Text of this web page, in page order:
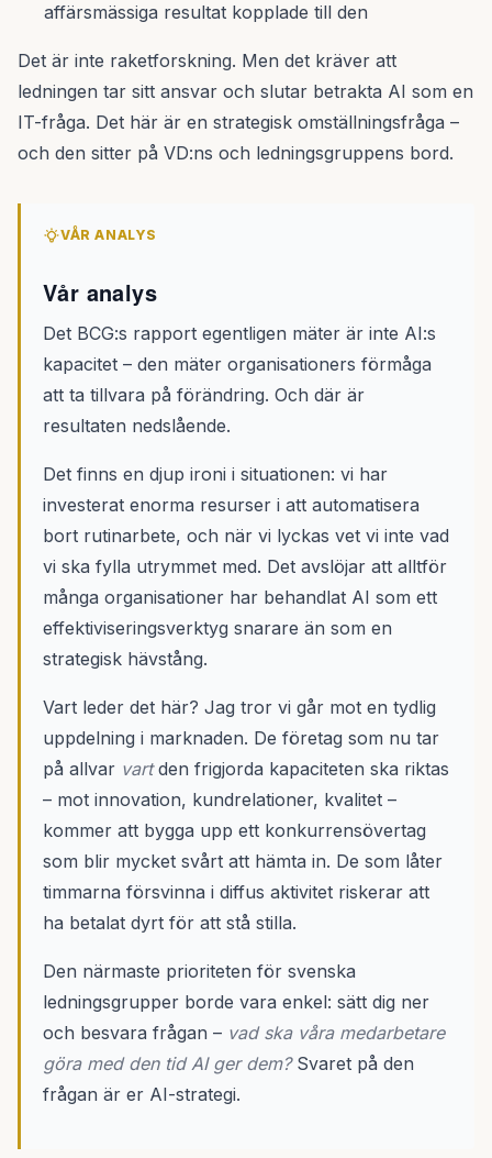
affärsmässiga resultat kopplade till den
Det är inte raketforskning. Men det kräver att
ledningen tar sitt ansvar och slutar betrakta AI som en
IT-fråga. Det här är en strategisk omställningsfråga –
och den sitter på VD:ns och ledningsgruppens bord.
VÅR ANALYS
Vår analys
Det BCG:s rapport egentligen mäter är inte AI:s
kapacitet – den mäter organisationers förmåga
att ta tillvara på förändring. Och där är
resultaten nedslående.
Det finns en djup ironi i situationen: vi har
investerat enorma resurser i att automatisera
bort rutinarbete, och när vi lyckas vet vi inte vad
vi ska fylla utrymmet med. Det avslöjar att alltför
många organisationer har behandlat AI som ett
effektiviseringsverktyg snarare än som en
strategisk hävstång.
Vart leder det här? Jag tror vi går mot en tydlig
uppdelning i marknaden. De företag som nu tar
på allvar vartden frigjorda kapaciteten ska riktas
– mot innovation, kundrelationer, kvalitet –
kommer att bygga upp ett konkurrensövertag
som blir mycket svårt att hämta in. De som låter
timmarna försvinna i diffus aktivitet riskerar att
ha betalat dyrt för att stå stilla.
Den närmaste prioriteten för svenska
ledningsgrupper borde vara enkel: sätt dig ner
och besvara frågan – vad ska våra medarbetare
göra med den tid AI ger dem?Svaret på den
frågan är er AI-strategi.